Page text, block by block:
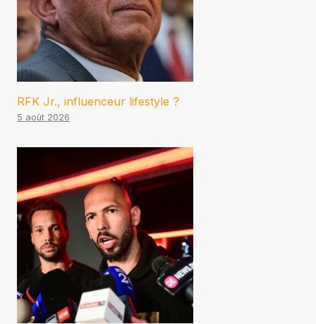
RFK Jr., influenceur lifestyle ?
5 août 2026